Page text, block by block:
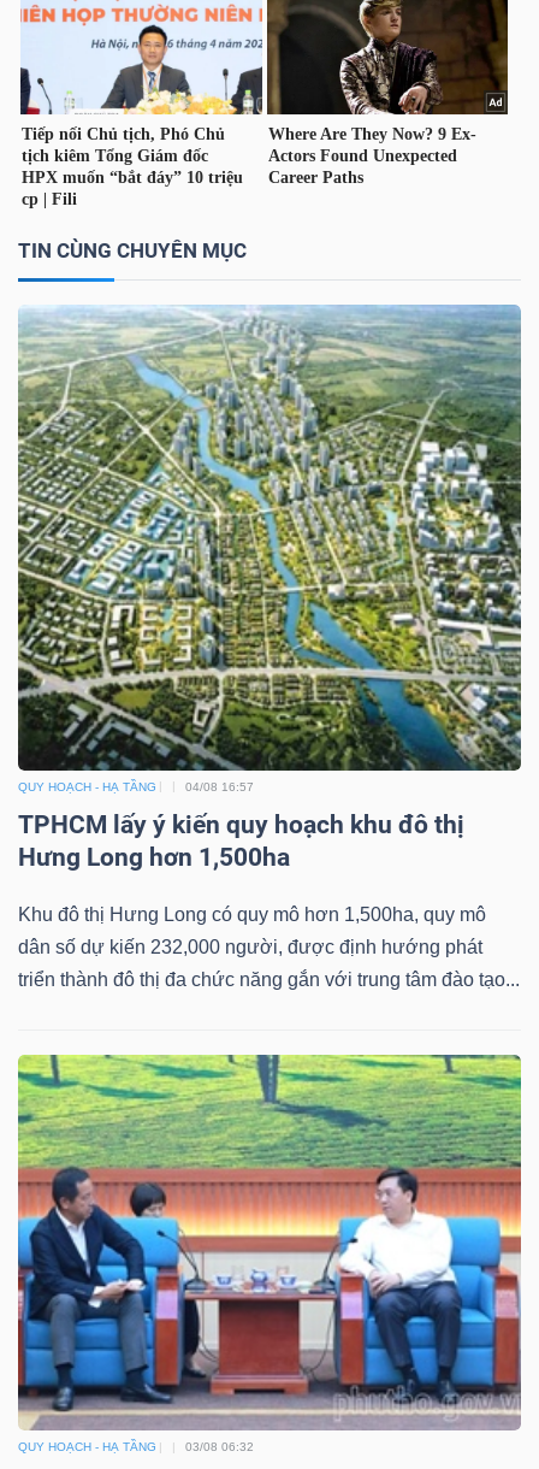
TIN CÙNG CHUYÊN MỤC
QUY HOẠCH - HẠ TẦNG 04/08 16:57
TPHCM lấy ý kiến quy hoạch khu đô thị
Hưng Long hơn 1,500ha
Khu đô thị Hưng Long có quy mô hơn 1,500ha, quy mô
dân số dự kiến 232,000 người, được định hướng phát
triển thành đô thị đa chức năng gắn với trung tâm đào tạo...
QUY HOẠCH - HẠ TẦNG 03/08 06:32
THÔNG
TIỆN
ÍCH
BẤT
ĐỘNG
SẢN
Mã
chứng
khoán
(-)
Tất cả Cổ phiếu Chỉ số Chứng chỉ quỹ Chứng
Lãnh
đạo
(-)
Tất cả Người nội bộ Người liên quan Cổ đông lớn
viết
của
tác
giả
(-)
Báo
cáo
phân
tích
(-)